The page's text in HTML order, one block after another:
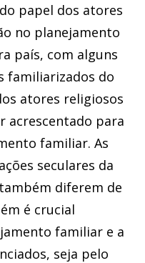
papel dos atores
no planejamento
país, com alguns
familiarizados do
atores religiosos
acrescentado para
familiar. As
seculares da
diferem de
é crucial
familiar e a
seja pelo